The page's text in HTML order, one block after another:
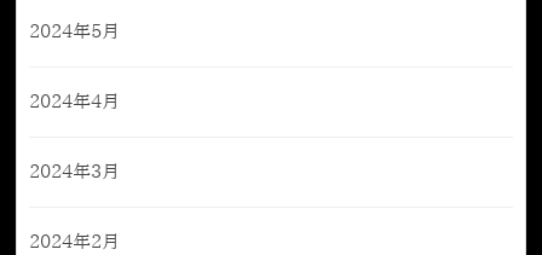
2024年5月
2024年4月
2024年3月
2024年2月